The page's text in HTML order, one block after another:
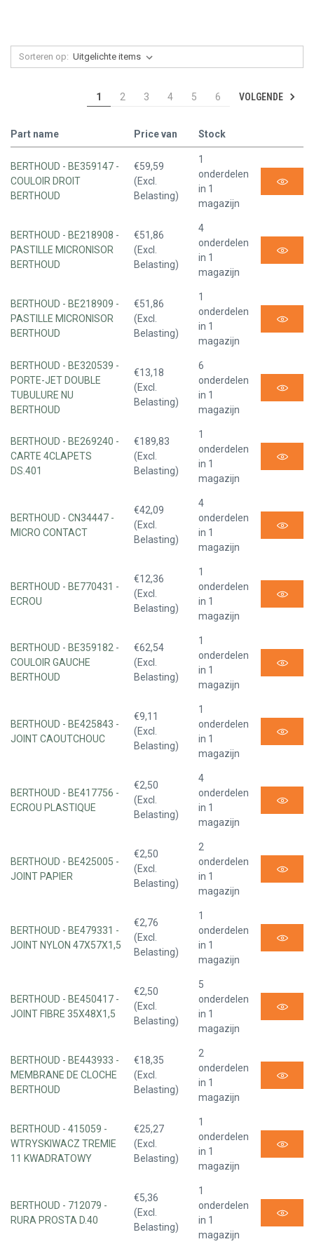
Sorteren op:
1 2 3 4 5 6 VOLGENDE
Part name Price van Stock
BERTHOUD - BE359147 -
COULOIR DROIT
BERTHOUD
€59,59
(Excl.
Belasting)
1
onderdelen
in 1
magazijn
BERTHOUD - BE218908 -
PASTILLE MICRONISOR
BERTHOUD
€51,86
(Excl.
Belasting)
4
onderdelen
in 1
magazijn
BERTHOUD - BE218909 -
PASTILLE MICRONISOR
BERTHOUD
€51,86
(Excl.
Belasting)
1
onderdelen
in 1
magazijn
BERTHOUD - BE320539 -
PORTE-JET DOUBLE
TUBULURE NU
BERTHOUD
€13,18
(Excl.
Belasting)
6
onderdelen
in 1
magazijn
BERTHOUD - BE269240 -
CARTE 4CLAPETS
DS.401
€189,83
(Excl.
Belasting)
1
onderdelen
in 1
magazijn
BERTHOUD - CN34447 -
MICRO CONTACT
€42,09
(Excl.
Belasting)
4
onderdelen
in 1
magazijn
BERTHOUD - BE770431 -
ECROU
€12,36
(Excl.
Belasting)
1
onderdelen
in 1
magazijn
BERTHOUD - BE359182 -
COULOIR GAUCHE
BERTHOUD
€62,54
(Excl.
Belasting)
1
onderdelen
in 1
magazijn
BERTHOUD - BE425843 -
JOINT CAOUTCHOUC
€9,11
(Excl.
Belasting)
1
onderdelen
in 1
magazijn
BERTHOUD - BE417756 -
ECROU PLASTIQUE
€2,50
(Excl.
Belasting)
4
onderdelen
in 1
magazijn
BERTHOUD - BE425005 -
JOINT PAPIER
€2,50
(Excl.
Belasting)
2
onderdelen
in 1
magazijn
BERTHOUD - BE479331 -
JOINT NYLON 47X57X1,5
€2,76
(Excl.
Belasting)
1
onderdelen
in 1
magazijn
BERTHOUD - BE450417 -
JOINT FIBRE 35X48X1,5
€2,50
(Excl.
Belasting)
5
onderdelen
in 1
magazijn
BERTHOUD - BE443933 -
MEMBRANE DE CLOCHE
BERTHOUD
€18,35
(Excl.
Belasting)
2
onderdelen
in 1
magazijn
BERTHOUD - 415059 -
WTRYSKIWACZ TREMIE
11 KWADRATOWY
€25,27
(Excl.
Belasting)
1
onderdelen
in 1
magazijn
BERTHOUD - 712079 -
RURA PROSTA D.40
€5,36
(Excl.
Belasting)
1
onderdelen
in 1
magazijn